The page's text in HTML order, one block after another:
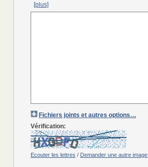
[plus]
Fichiers joints et autres options…
Vérification:
Ecouter les lettres / Demander une autre image